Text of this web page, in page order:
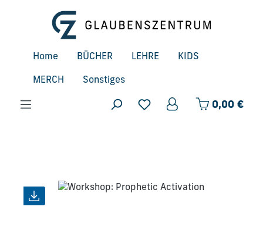
Zum Hauptinhalt springen
Home BÜCHER LEHRE KIDS
MERCH Sonstiges
0,00 €